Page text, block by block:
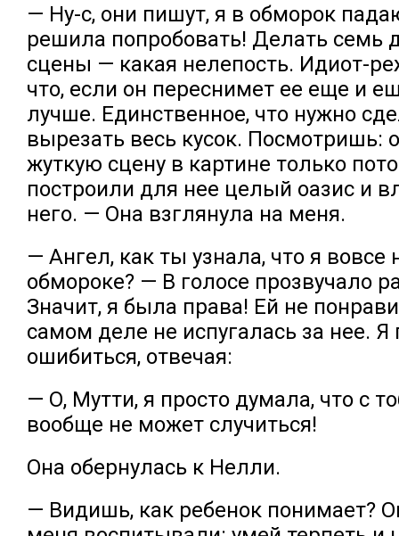
— Ну-с, они пишут, я в обморок
решила попробовать! Делать семь
сцены — какая нелепость. Идиот-
что, если он переснимет ее еще и
лучше. Единственное, что нужно
вырезать весь кусок. Посмотришь:
жуткую сцену в картине только
построили для нее целый оазис и
него. — Она взглянула на меня.
— Ангел, как ты узнала, что я вовсе
обмороке? — В голосе прозвучало
Значит, я была права! Ей не
самом деле не испугалась за нее. Я
ошибиться, отвечая:
— О, Мутти, я просто думала, что с
вообще не может случиться!
Она обернулась к Нелли.
— Видишь, как ребенок понимает?